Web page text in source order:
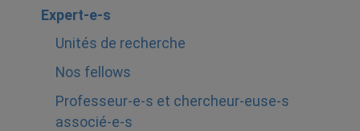
Expert-e-s
Unités de recherche
Nos fellows
Professeur-e-s et chercheur-euse-s
associé-e-s